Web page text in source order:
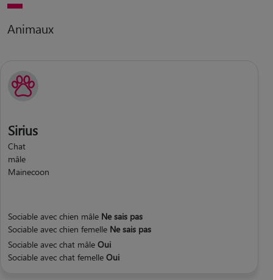
Animaux
Sirius
Chat
mâle
Mainecoon
Sociable avec chien mâle Ne sais pas
Sociable avec chien femelle Ne sais pas
Sociable avec chat mâle Oui
Sociable avec chat femelle Oui